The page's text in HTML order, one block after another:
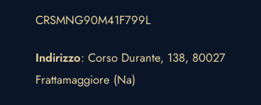
CRSMNG90M41F799L
Indirizzo: Corso Durante, 138, 80027
Frattamaggiore (Na)